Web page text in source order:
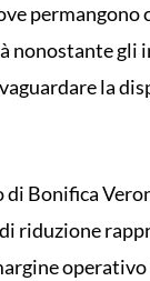
permangono
nonostante gli
la
di Bonifica
riduzione